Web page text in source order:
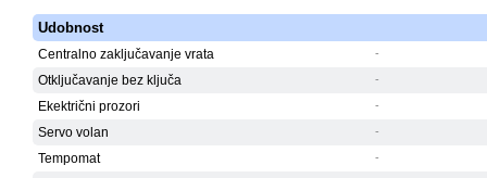
Udobnost
Centralno zaključavanje vrata -
Otključavanje bez ključa -
Ekektrični prozori -
Servo volan -
Tempomat -